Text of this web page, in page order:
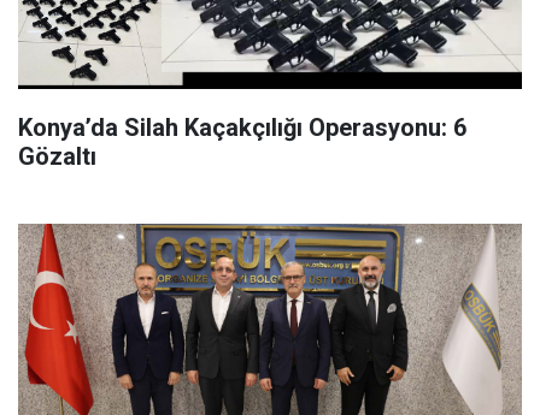
Konya’da Silah Kaçakçılığı Operasyonu: 6
Gözaltı